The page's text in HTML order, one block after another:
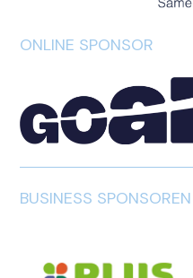
ONLINE SPONSOR
BUSINESS SPONSOREN